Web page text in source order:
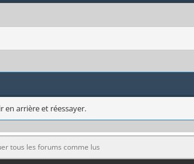
en arrière et réessayer.
tous les forums comme lus